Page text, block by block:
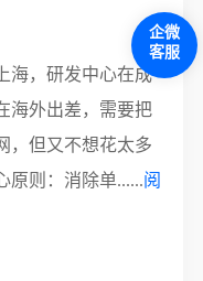
海，研发中心在成
海外出差，需要把
，但又不想花太多
原则：消除单......阅
企微
客服